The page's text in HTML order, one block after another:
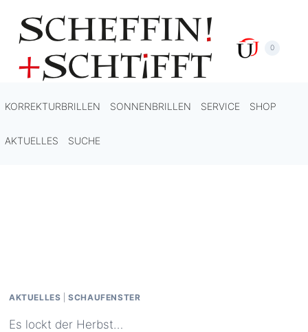
Inhalt
springen
0
KORREKTURBRILLEN SONNENBRILLEN SERVICE SHOP
AKTUELLES SUCHE
AKTUELLES |SCHAUFENSTER
Es lockt der Herbst…